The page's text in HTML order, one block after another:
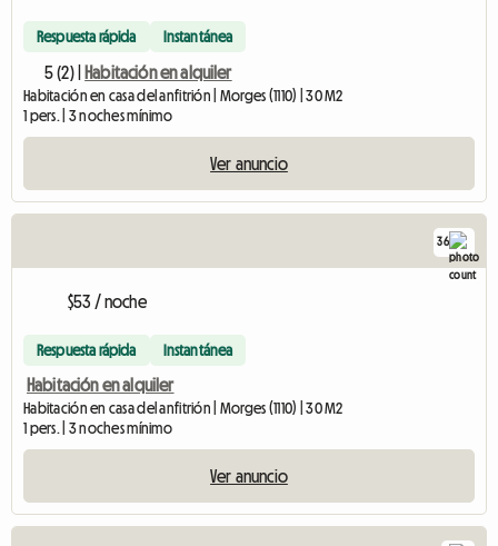
Respuesta rápida Instantánea
5 (2) | Habitación en alquiler
Habitación en casa del anfitrión | Morges (1110) | 30 M2
1 pers. | 3 noches mínimo
Ver anuncio
36
$53 / noche
Respuesta rápida Instantánea
Habitación en alquiler
Habitación en casa del anfitrión | Morges (1110) | 30 M2
1 pers. | 3 noches mínimo
Ver anuncio